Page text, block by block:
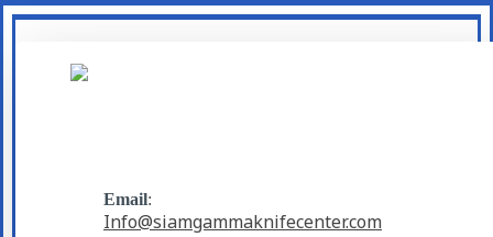
Email:
Info@siamgammaknifecenter.com